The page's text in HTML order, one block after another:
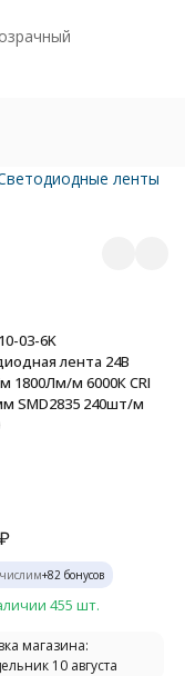
ленты
03-6K
лента 24В
1800Лм/м 6000К CRI
SMD2835 240шт/м
₽
+82 бонусов
455 шт.
магазина:
10 августа